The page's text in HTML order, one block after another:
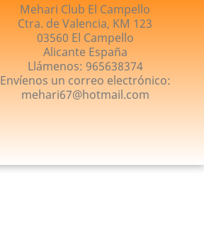
Mehari Club El Campello
Ctra. de Valencia, KM 123
03560 El Campello
Alicante España
Llámenos: 965638374
Envíenos un correo electrónico:
mehari67@hotmail.com